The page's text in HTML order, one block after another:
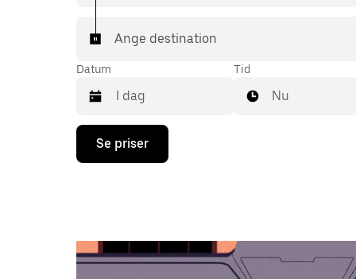
Ange destination
Datum
Tryck
nedåtpilen
välja
ett
Tid
Nu
Se priser